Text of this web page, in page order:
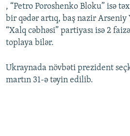
, “Petro Poroshenko Bloku” isə
bir qədər artıq, baş nazir Arseniy
“Xalq cəbhəsi” partiyası isə 2
toplaya bilər.
Ukraynada növbəti prezident
martın 31-ə təyin edilib.